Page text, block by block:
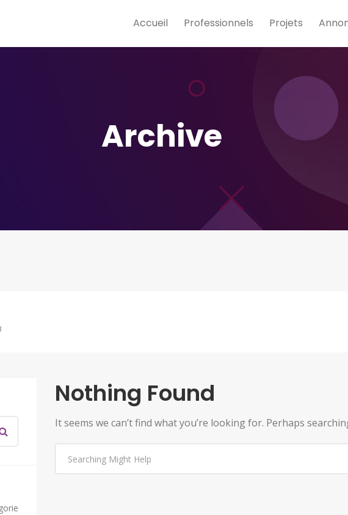
Accueil Professionnels Projets
Archive
Nothing Found
It seems we can’t find what you’re looking for. Perhaps